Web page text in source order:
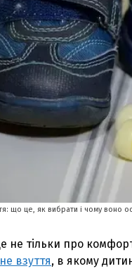
що це, як вибрати і чому воно
не тільки про
взуття, в якому